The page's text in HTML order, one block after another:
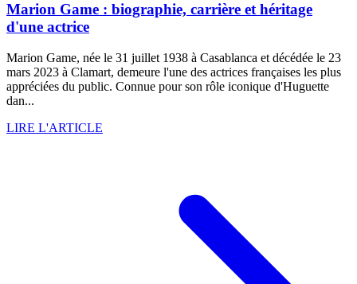
Marion Game : biographie, carrière et héritage
d'une actrice
Marion Game, née le 31 juillet 1938 à Casablanca et décédée le 23
mars 2023 à Clamart, demeure l'une des actrices françaises les plus
appréciées du public. Connue pour son rôle iconique d'Huguette
dan...
LIRE L'ARTICLE